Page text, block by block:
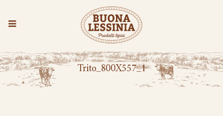
Trito_800X557_1